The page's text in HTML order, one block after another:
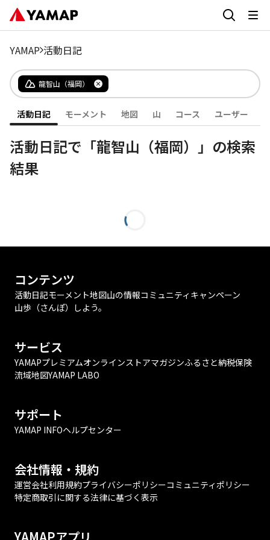
YAMAP 活動日記
龍智山（福岡）
活動日記 モーメント 地図 山 コース ユーザー
活動日記で「龍智山（福岡）」の検索
結果
コンテンツ
活動日記モーメント地図山の情報コミュニティ キャンペーン
山歩（さんぽ）しよう。
サービス
YAMAPプレミアムオンラインストアマガジンふるさと納税保険
流域地図YAMAP LABO
サポート
YAMAP INFOヘルプセンター
会社情報・規約
運営会社利用規約プライバシーポリシーコミュニティポリシー
特定商取引に関する法律に基づく表示